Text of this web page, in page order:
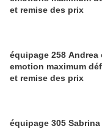
et remise des prix
équipage 258 Andrea
emotion maximum
et remise des prix
équipage 305